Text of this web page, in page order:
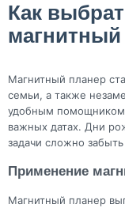
Как
Магнитный планер
семьи, а также
удобным помощником
важных датах. Дни
задачи сложно
Применение
Магнитный планер